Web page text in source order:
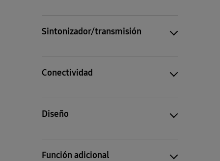
Sintonizador/transmisión
Conectividad
Diseño
Función adicional